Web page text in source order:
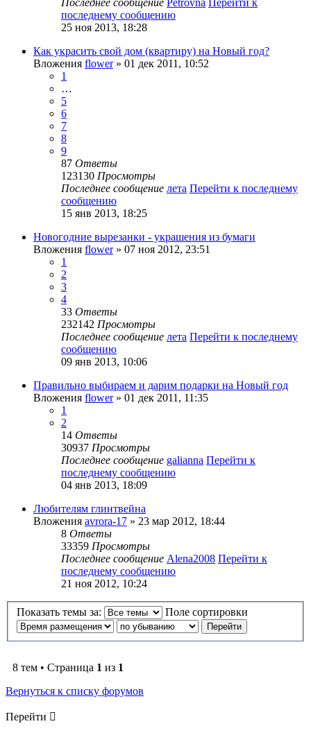
последнему сообщению
25 ноя 2013, 18:28
Как украсить свой дом (квартиру) на Новый год?
Вложения flower» 01 дек 2011, 10:52
1
…
5
6
7
8
9
87 Ответы
123130 Просмотры
Последнее сообщение лета Перейти к последнему
сообщению
15 янв 2013, 18:25
Новогодние вырезанки - украшения из бумаги
Вложения flower» 07 ноя 2012, 23:51
1
2
3
4
33 Ответы
232142 Просмотры
Последнее сообщение лета Перейти к последнему
сообщению
09 янв 2013, 10:06
Правильно выбираем и дарим подарки на Новый год
Вложения flower» 01 дек 2011, 11:35
1
2
14 Ответы
30937 Просмотры
Последнее сообщение galianna Перейти к
последнему сообщению
04 янв 2013, 18:09
Любителям глинтвейна
Вложения avrora-17 » 23 мар 2012, 18:44
8 Ответы
33359 Просмотры
Последнее сообщение Alena2008 Перейти к
последнему сообщению
21 ноя 2012, 10:24
Показать темы за: Поле сортировки
8 тем • Страница 1 из 1
Вернуться к списку форумов
Перейти